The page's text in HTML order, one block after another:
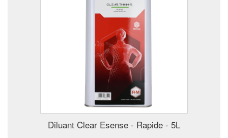
Diluant Clear Esense - Rapide - 5L